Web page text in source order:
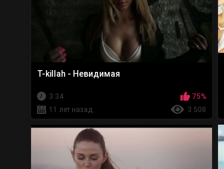
T-killah - Невидимая
3:34
75%
11 лет назад
3 508